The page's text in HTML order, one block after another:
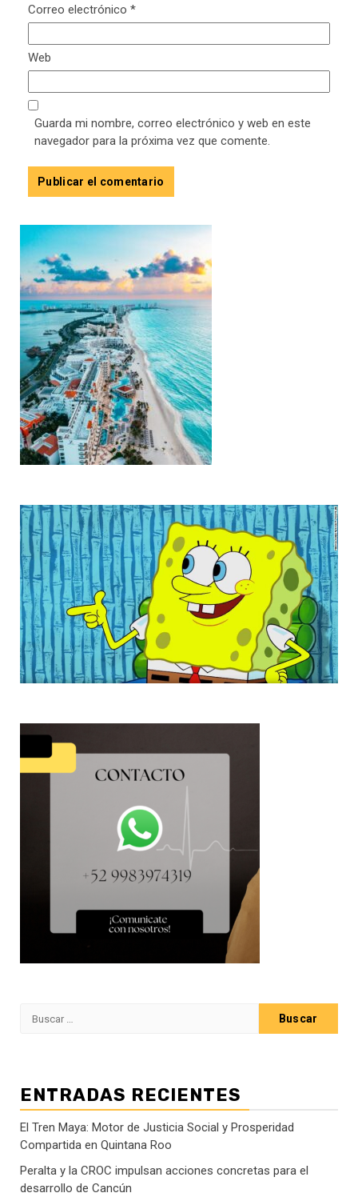
Correo electrónico *
Web
Guarda mi nombre, correo electrónico y web en este
navegador para la próxima vez que comente.
ENTRADAS RECIENTES
El Tren Maya: Motor de Justicia Social y Prosperidad
Compartida en Quintana Roo
Peralta y la CROC impulsan acciones concretas para el
desarrollo de Cancún